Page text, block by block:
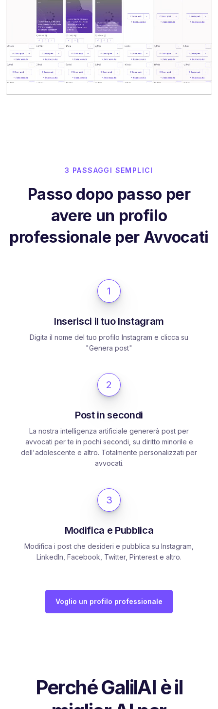
3 PASSAGGI SEMPLICI
Passo dopo passo per
avere un profilo
professionale per Avvocati
1
Inserisci il tuo Instagram
Digita il nome del tuo profilo Instagram e clicca su
"Genera post"
2
Post in secondi
La nostra intelligenza artificiale genererà post per
avvocati per te in pochi secondi, su diritto minorile e
dell'adolescente e altro. Totalmente personalizzati per
avvocati.
3
Modifica e Pubblica
Modifica i post che desideri e pubblica su Instagram,
LinkedIn, Facebook, Twitter, Pinterest e altro.
Voglio un profilo professionale
Perché GalilAI è il